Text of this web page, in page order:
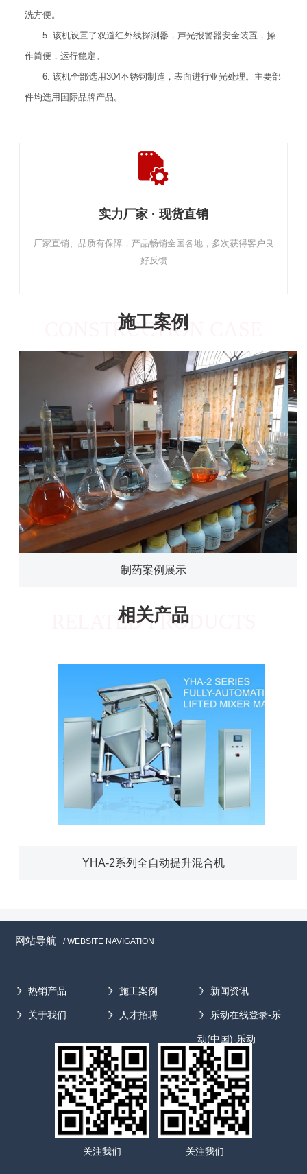
洗方便。
5. 该机设置了双道红外线探测器，声光报警器安全装置，操
作简便，运行稳定。
6. 该机全部选用304不锈钢制造，表面进行亚光处理。主要部
件均选用国际品牌产品。
实力厂家 · 现货直销
厂家直销、品质有保障，产品畅销全国各地，多次获得客户良
好反馈
施工案例
CONSTRUCTION CASE
制药案例展示
相关产品
RELATED PRODUCTS
YHA-2系列全自动提升混合机
网站导航 / WEBSITE NAVIGATION
热销产品 施工案例 新闻资讯
关于我们 人才招聘 乐动在线登录-乐
动(中国)-乐动
关注我们 关注我们